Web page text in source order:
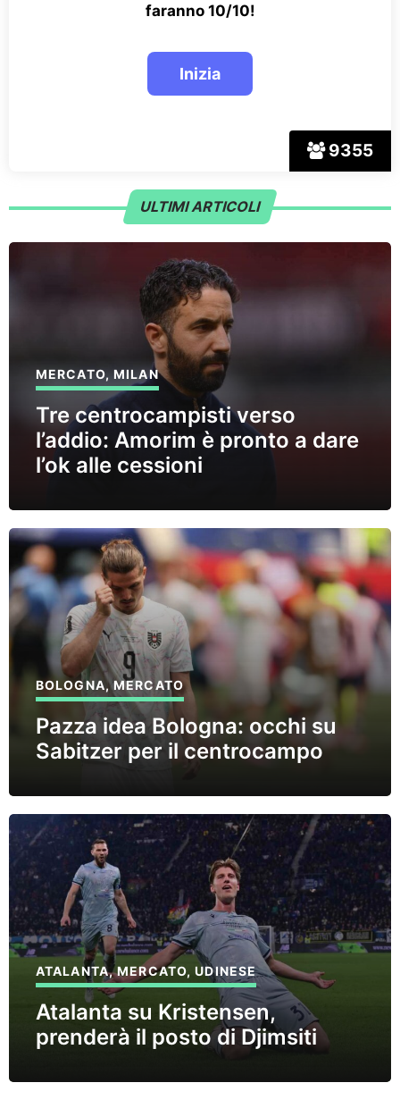
9355
faranno 10/10!
ULTIMI ARTICOLI
MERCATO,MILAN
Tre centrocampisti verso
l’addio: Amorim è pronto a dare
l’ok alle cessioni
BOLOGNA,MERCATO
Pazza idea Bologna: occhi su
Sabitzer per il centrocampo
ATALANTA,MERCATO,UDINESE
Atalanta su Kristensen,
prenderà il posto di Djimsiti